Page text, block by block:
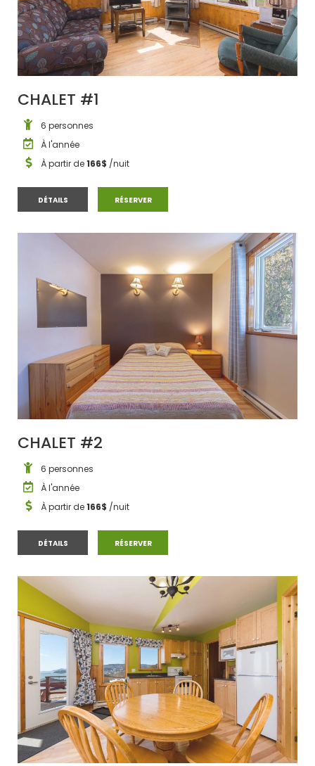
CHALET #1
6 personnes
À l'année
À partir de166$ /nuit
DÉTAILSCHALET #1 RÉSERVERCHALET #1
CHALET #2
6 personnes
À l'année
À partir de166$ /nuit
DÉTAILSCHALET #2 RÉSERVERCHALET #2